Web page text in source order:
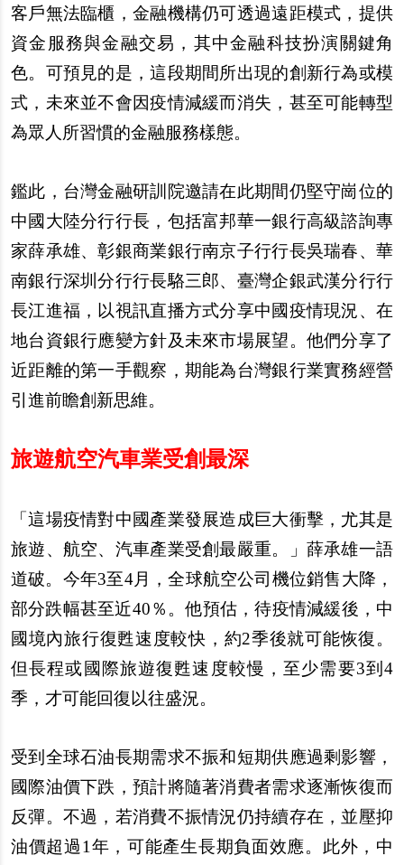
客戶無法臨櫃，金融機構仍可透過遠距模式，提供
資金服務與金融交易，其中金融科技扮演關鍵角
色。可預見的是，這段期間所出現的創新行為或模
式，未來並不會因疫情減緩而消失，甚至可能轉型
為眾 人所習慣的金融服務樣態。
鑑此，台灣金融研訓院邀請在此期間仍堅守崗位的
中國大陸分行行長，包括富邦華一銀行高級諮詢專
家薛承雄、彰銀商業銀行南京子行行長吳瑞春、華
南銀行深圳分行行長駱三郎、臺灣企銀武漢分行行
長江進福，以視訊直播方式分享中國疫情現況、在
地台資銀行應變方針及未來市場展望。他們分享了
近距離的第一手觀察，期能為台灣銀行業實務經營
引進前瞻創新思維。
旅遊航空汽車業受創最深
「這場疫情對中國產業發展造成巨大衝擊 ，尤其是
旅遊、航空、汽車產業受創最嚴重。」薛承雄一語
道破。今年3至4月，全球航空公司機位銷售大降，
部分跌幅甚至近40％。他預估，待疫情減緩後，中
國境內旅行復甦速度較快，約2季後就可能恢復。
但長程或國際旅遊復甦速度較慢，至少需要3到4
季，才可能回復以往盛況。
受到全球石油長期需求不振和短期供應過剩影響，
國際油價下跌，預計將隨著消費者需求逐漸恢復而
反彈。不過，若消費不振情況仍持續存在，並壓抑
油價超過1年，可能產生長期負面效應。此外，中